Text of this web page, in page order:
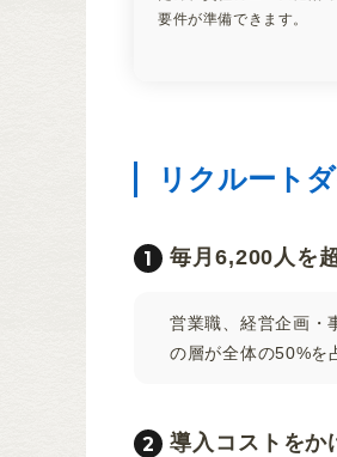
要件が準備できます。
リクルート
毎月6,200人を
営業職、経営企画・
の層が全体の50%を
導入コストをか